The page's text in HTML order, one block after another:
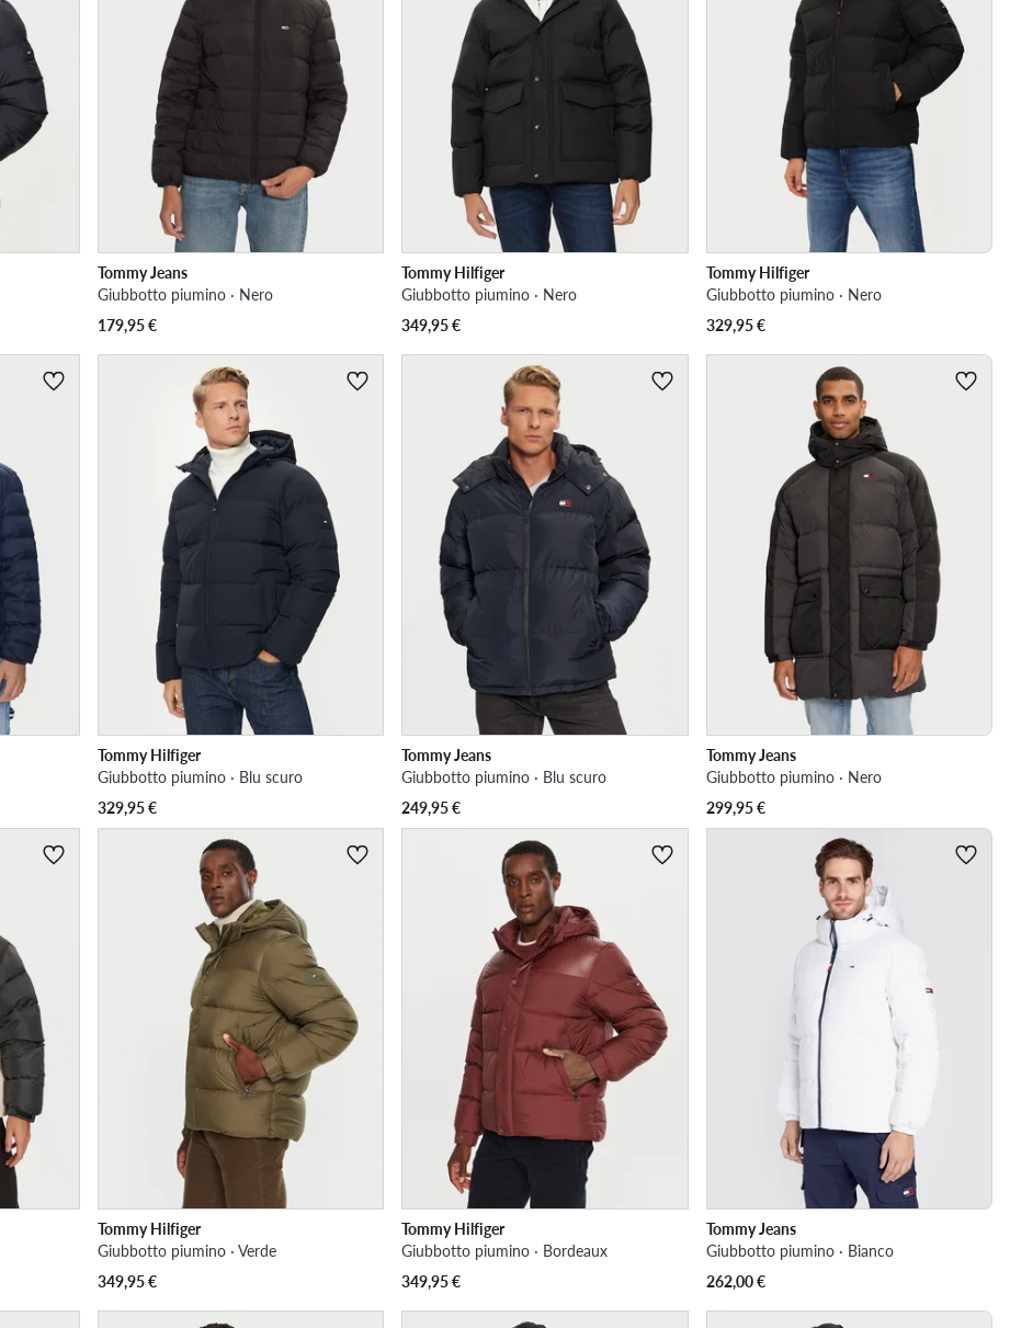
Tommy Jeans
Giubbotto piumino · Nero
179,95€
Tommy Hilfiger
Giubbotto piumino · Nero
349,95€
Tommy Hilfiger
Giubbotto piumino · Nero
329,95€
Tommy Hilfiger
Giubbotto piumino · Blu scuro
329,95€
Tommy Jeans
Giubbotto piumino · Blu scuro
249,95€
Tommy Jeans
Giubbotto piumino · Nero
299,95€
Tommy Hilfiger
Giubbotto piumino · Verde
349,95€
Tommy Hilfiger
Giubbotto piumino · Bordeaux
349,95€
Tommy Jeans
Giubbotto piumino · Bianco
262,00€